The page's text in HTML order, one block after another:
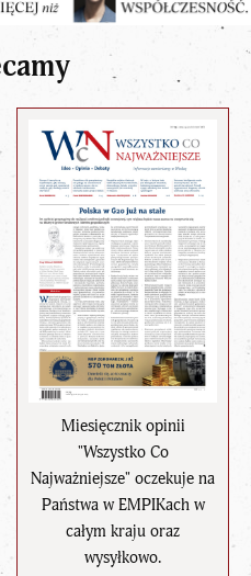
Miesięcznik opinii
"Wszystko Co
Najważniejsze" oczekuje na
Państwa w EMPIKach w
całym kraju oraz
wysyłkowo.